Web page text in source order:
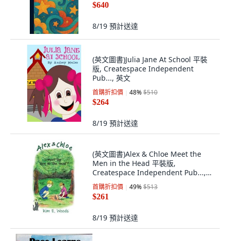
$640
8/19 預計送達
(英文圖書)Julia Jane At School 平裝
版, Createspace Independent
Pub..., 英文
首購折扣價 48%$510
$264
8/19 預計送達
(英文圖書)Alex & Chloe Meet the
Men in the Head 平裝版,
Createspace Independent Pub...,
英文
首購折扣價 49%$513
$261
8/19 預計送達